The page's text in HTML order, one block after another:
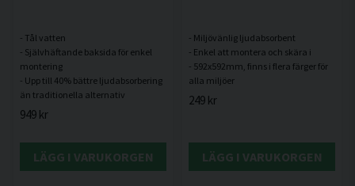
- Tål vatten
- Självhäftande baksida för enkel
montering
- Upp till 40% bättre ljudabsorbering
949 kr
LÄGG I VARUKORGEN
- Miljövänlig ljudabsorbent
- Enkel att montera och skära i
- 592x592mm, finns i flera färger för
249 kr
LÄGG I VARUKORGEN